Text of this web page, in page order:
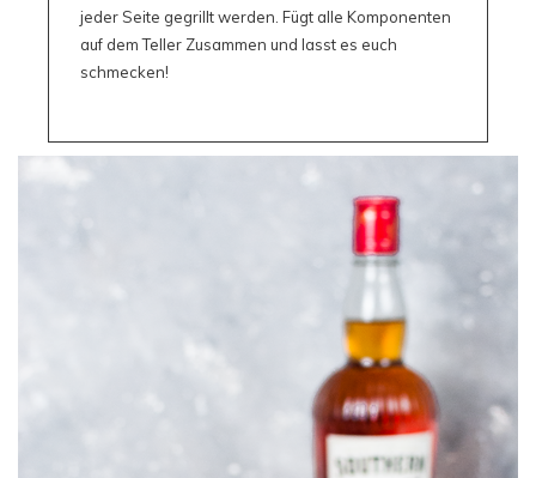
jeder Seite gegrillt werden. Fügt alle Komponenten
auf dem Teller Zusammen und lasst es euch
schmecken!